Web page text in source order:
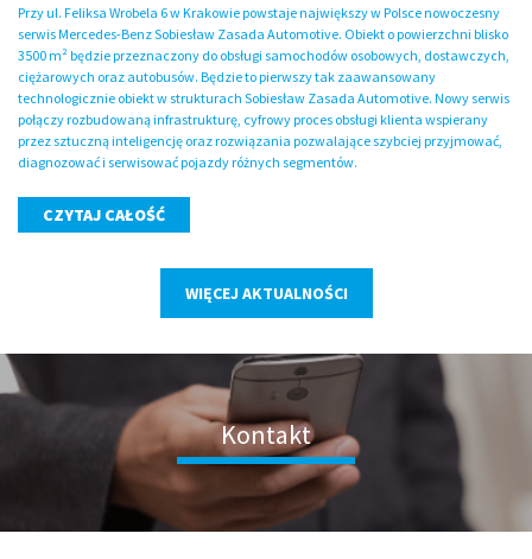
Przy ul. Feliksa Wrobela 6 w Krakowie powstaje największy w Polsce nowoczesny
serwis Mercedes-Benz Sobiesław Zasada Automotive. Obiekt o powierzchni blisko
3500 m² będzie przeznaczony do obsługi samochodów osobowych, dostawczych,
ciężarowych oraz autobusów. Będzie to pierwszy tak zaawansowany
technologicznie obiekt w strukturach Sobiesław Zasada Automotive. Nowy serwis
połączy rozbudowaną infrastrukturę, cyfrowy proces obsługi klienta wspierany
przez sztuczną inteligencję oraz rozwiązania pozwalające szybciej przyjmować,
diagnozować i serwisować pojazdy różnych segmentów.
CZYTAJ CAŁOŚĆ
WIĘCEJ AKTUALNOŚCI
Kontakt